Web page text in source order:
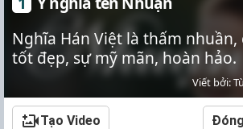
Nghĩa Hán Việt là thấm nhuần,
tốt đẹp, sự mỹ mãn, hoàn hảo.
Viết bởi:
Tạo Video